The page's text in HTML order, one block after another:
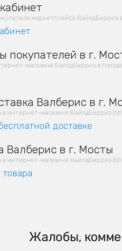
маркетплейса ВайлдБерриз
покупателей в г.
магазина ВайлдБерриз в
Валберис в г.
в интернет-магазине ВайлдБерриз
доставке
Валберис в г. Мосты
в интернет-магазине ВайлдБерриз
Жалобы,